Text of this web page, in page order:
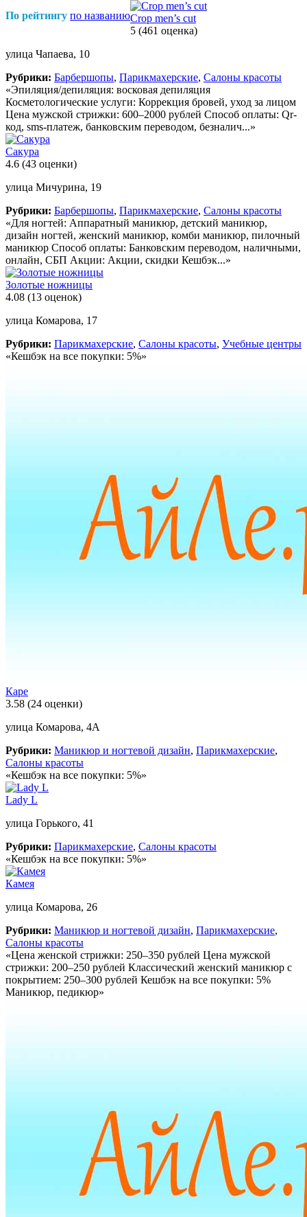
По рейтингу по названиюCrop men’s cut
5 (461 оценка)
улица Чапаева, 10
Рубрики: Барбершопы, Парикмахерские, Салоны красоты
«Эпиляция/депиляция: восковая депиляция
Косметологические услуги: Коррекция бровей, уход за лицом
Цена мужской стрижки: 600–2000 рублей Способ оплаты: Qr-
код, sms-платеж, банковским переводом, безналич...»
Сакура
4.6 (43 оценки)
улица Мичурина, 19
Рубрики: Барбершопы, Парикмахерские, Салоны красоты
«Для ногтей: Аппаратный маникюр, детский маникюр,
дизайн ногтей, женский маникюр, комби маникюр, пилочный
маникюр Способ оплаты: Банковским переводом, наличными,
онлайн, СБП Акции: Акции, скидки Кешбэк...»
Золотые ножницы
4.08 (13 оценок)
улица Комарова, 17
Рубрики: Парикмахерские, Салоны красоты, Учебные центры
«Кешбэк на все покупки: 5%»
Каре
3.58 (24 оценки)
улица Комарова, 4А
Рубрики: Маникюр и ногтевой дизайн, Парикмахерские,
Салоны красоты
«Кешбэк на все покупки: 5%»
Lady L
улица Горького, 41
Рубрики: Парикмахерские, Салоны красоты
«Кешбэк на все покупки: 5%»
Камея
улица Комарова, 26
Рубрики: Маникюр и ногтевой дизайн, Парикмахерские,
Салоны красоты
«Цена женской стрижки: 250–350 рублей Цена мужской
стрижки: 200–250 рублей Классический женский маникюр с
покрытием: 250–300 рублей Кешбэк на все покупки: 5%
Маникюр, педикюр»